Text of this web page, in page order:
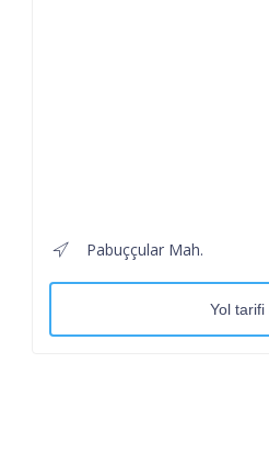
Pabuççular Mah.
Yol tarifi